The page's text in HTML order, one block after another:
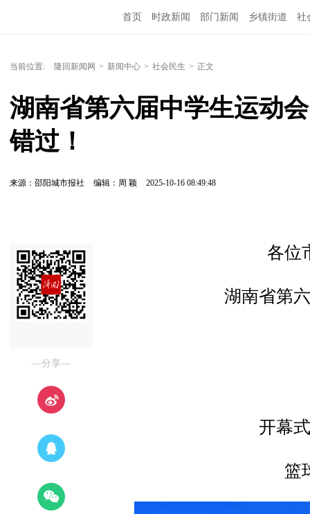
首页 时政新闻 部门新闻 乡镇街道 社
当前位置: 隆回新闻网 > 新闻中心 > 社会民生 > 正文
湖南省第六届中学生运动
错过！
来源：邵阳城市报社 编辑：周 颖 2025-10-16 08:49:48
—分享—
各位
湖南省第
开幕
篮